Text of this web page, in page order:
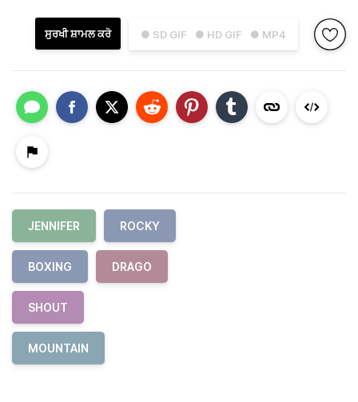
● SD GIF ● HD GIF ● MP4
ਸੁਰਖੀ ਸ਼ਾਮਲ ਕਰੋ
JENNIFER ROCKY
BOXING DRAGO
SHOUT
MOUNTAIN